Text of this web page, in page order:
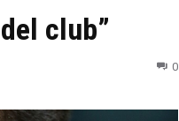
club”
0